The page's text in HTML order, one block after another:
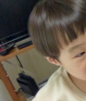
ー」
を
試
食
し
て
い
た
だ